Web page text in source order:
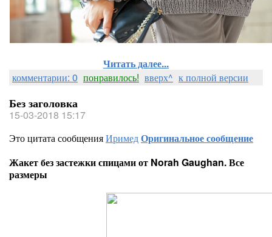
Читать далее...
комментарии: 0 понравилось! вверх^ к полной версии
Без заголовка
15-03-2018 15:17
Это цитата сообщенияИримедОригинальное сообщение
Жакет без застежки спицами от Norah Gaughan. Все
размеры